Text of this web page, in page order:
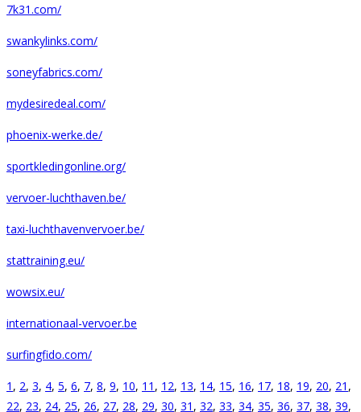
7k31.com/
swankylinks.com/
soneyfabrics.com/
mydesiredeal.com/
phoenix-werke.de/
sportkledingonline.org/
vervoer-luchthaven.be/
taxi-luchthavenvervoer.be/
stattraining.eu/
wowsix.eu/
internationaal-vervoer.be
surfingfido.com/
1 , 2, 3, 4, 5, 6, 7, 8, 9, 10, 11 , 12, 13, 14, 15, 16, 17, 18, 19, 20, 21 ,
22, 23, 24, 25, 26, 27, 28, 29, 30, 31 , 32, 33, 34, 35, 36, 37, 38, 39,